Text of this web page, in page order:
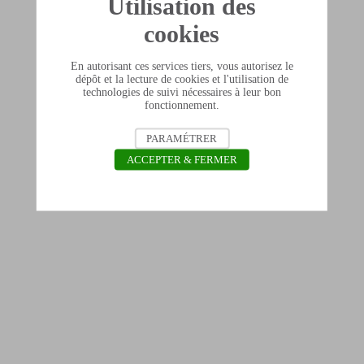
cookies
En autorisant ces services tiers, vous autorisez le
dépôt et la lecture de cookies et l'utilisation de
technologies de suivi nécessaires à leur bon
fonctionnement.
PARAMÉTRER
ACCEPTER & FERMER